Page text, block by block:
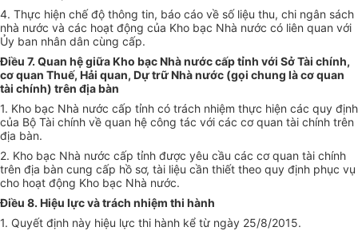
4. Thực hiện chế độ thông tin, báo cáo về số liệu thu, chi ngân sách
nhà nước và các hoạt động của Kho bạc Nhà nước có liên quan với
Ủy ban nhân dân cùng cấp.
Điều 7. Quan hệ giữa Kho bạc Nhà nước cấp tỉnh với Sở Tài chính,
cơ quan Thuế, Hải quan, Dự trữ Nhà nước (gọi chung là cơ quan
tài chính) trên địa bàn
1. Kho bạc Nhà nước cấp tỉnh có trách nhiệm thực hiện các quy định
của Bộ Tài chính về quan hệ công tác với các cơ quan tài chính trên
địa bàn.
2. Kho bạc Nhà nước cấp tỉnh được yêu cầu các cơ quan tài chính
trên địa bàn cung cấp hồ sơ, tài liệu cần thiết theo quy định phục vụ
cho hoạt động Kho bạc Nhà nước.
Điều 8. Hiệu lực và trách nhiệm thi hành
1. Quyết định này hiệu lực thi hành kể từ ngày 25/8/2015.